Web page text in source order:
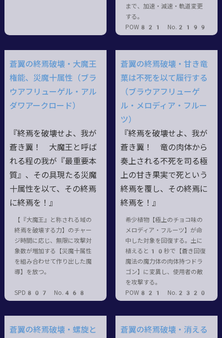
まで、加速・減速・軌道変更
する。
POW821 No.2199
蒼翼の終焉破壊・大魔王
権能、災魔十属性（ブラ
ウアフリューゲル・アル
ダワアークロード）
『終焉を破壊せよ、我が
蒼き翼！ 大魔王と呼ば
れる程の我が『最重要本
質』、その具現たる災魔
十属性を以て、その終焉
に終焉を！』
【『大魔王』と称される域の
終焉を破壊する力】のチャー
ジ時間に応じ、無限に攻撃対
象数が増加する【災魔十属性
を組み合わせて作り出した魔
導】を放つ。
SPD807 No.468
蒼翼の終焉破壊・甘き竜
菓は不死を以て履行する
（ブラウアフリューゲ
ル・メロディア・フルー
ツ）
『終焉を破壊せよ、我が
蒼き翼！ 竜の肉体から
奏上される不死を司る極
上の甘き果実で死という
終焉を覆し、その終焉に
終焉を！』
希少植物【極上のチョコ味の
メロディア・フルーツ】が命
中した対象を回復する。土に
植えると10秒で【蒼き回復
魔法の魔力体の肉体持つドラ
ゴン】に変異し、使用者の敵
を攻撃する。
POW821 No.2320
蒼翼の終焉破壊・螺旋と
蒼翼の終焉破壊・消える